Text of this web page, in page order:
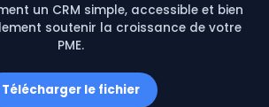
un CRM simple, accessible et bien
soutenir la croissance de votre
PME.
Télécharger le fichier